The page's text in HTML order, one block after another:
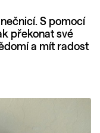
S pomocí
překonat své
a mít radost